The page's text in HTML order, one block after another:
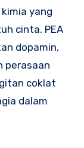
yang
cinta. PEA
dopamin,
perasaan
coklat
dalam